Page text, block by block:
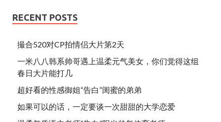
RECENT POSTS
撮合520对CP拍情侣大片第2天
一米八八韩系帅哥遇上温柔元气美女，你们觉得这组
春日大片能打几
超好看的性感御姐“告白”闺蜜的弟弟
如果可以的话，一定要谈一次甜甜的大学恋爱